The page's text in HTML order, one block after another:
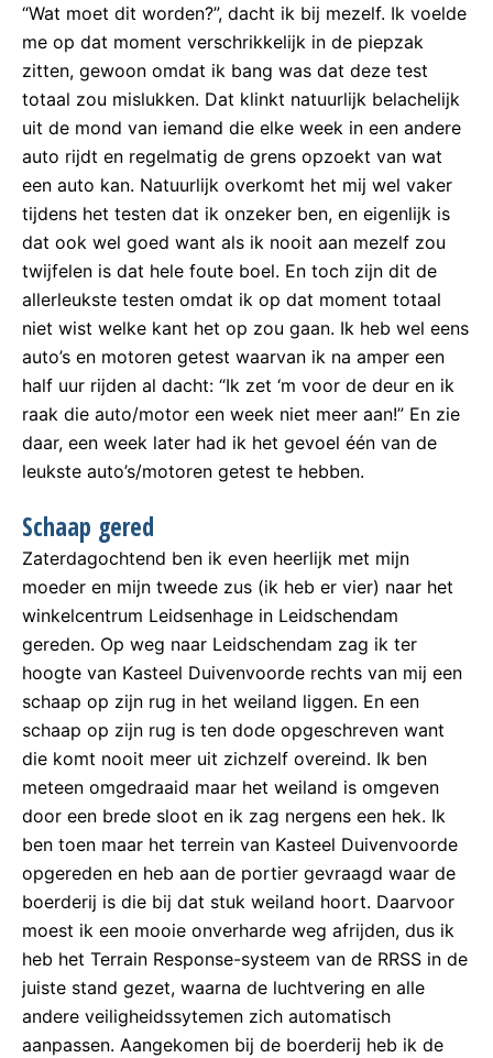
“Wat moet dit worden?”, dacht ik bij mezelf. Ik voelde
me op dat moment verschrikkelijk in de piepzak
zitten, gewoon omdat ik bang was dat deze test
totaal zou mislukken. Dat klinkt natuurlijk belachelijk
uit de mond van iemand die elke week in een andere
auto rijdt en regelmatig de grens opzoekt van wat
een auto kan. Natuurlijk overkomt het mij wel vaker
tijdens het testen dat ik onzeker ben, en eigenlijk is
dat ook wel goed want als ik nooit aan mezelf zou
twijfelen is dat hele foute boel. En toch zijn dit de
allerleukste testen omdat ik op dat moment totaal
niet wist welke kant het op zou gaan. Ik heb wel eens
auto’s en motoren getest waarvan ik na amper een
half uur rijden al dacht: “Ik zet ‘m voor de deur en ik
raak die auto/motor een week niet meer aan!” En zie
daar, een week later had ik het gevoel één van de
leukste auto’s/motoren getest te hebben.
Schaap gered
Zaterdagochtend ben ik even heerlijk met mijn
moeder en mijn tweede zus (ik heb er vier) naar het
winkelcentrum Leidsenhage in Leidschendam
gereden. Op weg naar Leidschendam zag ik ter
hoogte van Kasteel Duivenvoorde rechts van mij een
schaap op zijn rug in het weiland liggen. En een
schaap op zijn rug is ten dode opgeschreven want
die komt nooit meer uit zichzelf overeind. Ik ben
meteen omgedraaid maar het weiland is omgeven
door een brede sloot en ik zag nergens een hek. Ik
ben toen maar het terrein van Kasteel Duivenvoorde
opgereden en heb aan de portier gevraagd waar de
boerderij is die bij dat stuk weiland hoort. Daarvoor
moest ik een mooie onverharde weg afrijden, dus ik
heb het Terrain Response-systeem van de RRSS in de
juiste stand gezet, waarna de luchtvering en alle
andere veiligheidssytemen zich automatisch
aanpassen. Aangekomen bij de boerderij heb ik de